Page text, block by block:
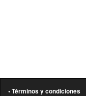
• Términos y condiciones